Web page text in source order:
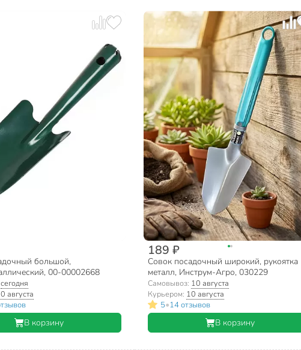
большой,
00-00002668
сегодня
августа
В корзину
189 ₽
Совок посадочный широкий, рукоятка
металл, Инструм-Агро, 030229
Самовывоз: 10 августа
Курьером: 10 августа
5•14 отзывов
В корзину